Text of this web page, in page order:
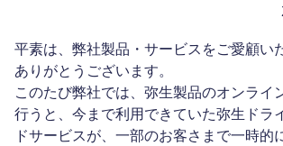
平素は、弊社製品・サービスをご愛顧い
ありがとうございます。
このたび弊社では、弥生製品のオンライ
行うと、今まで利用できていた弥生ドラ
ドサービスが、一部のお客さまで一時的